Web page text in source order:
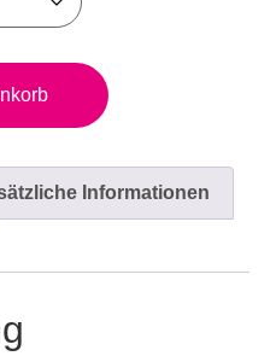
Informationen